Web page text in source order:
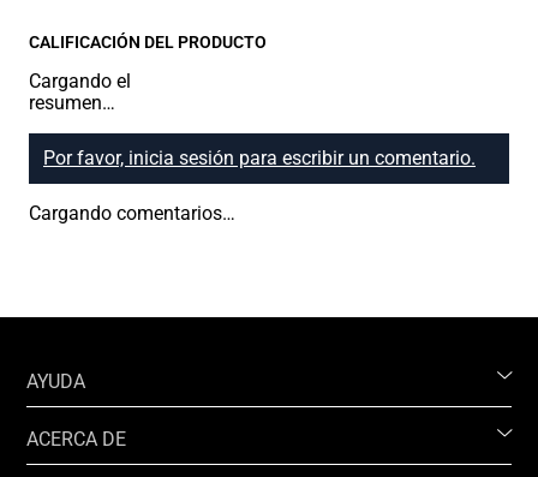
CALIFICACIÓN DEL PRODUCTO
Cargando el
resumen…
Por favor, inicia sesión para escribir un comentario.
Cargando comentarios…
AYUDA
ACERCA DE